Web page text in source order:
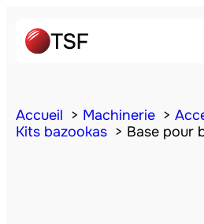
Accueil Machinerie
Kits bazookas
Base pour